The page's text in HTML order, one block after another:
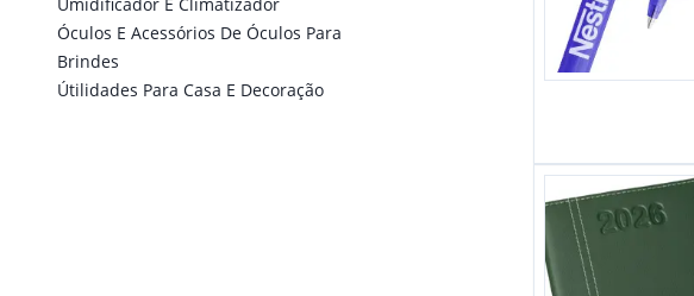
Óculos E Acessórios De Óculos Para
Brindes
Útilidades Para Casa E Decoração